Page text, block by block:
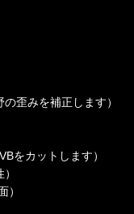
歪みを補正します）
をカットします）
）